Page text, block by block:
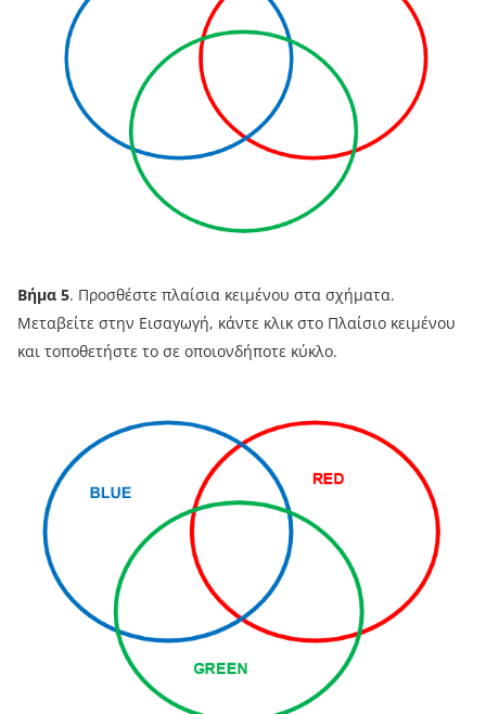
Βήμα 5. Προσθέστε πλαίσια κειμένου στα σχήματα.
Μεταβείτε στην Εισαγωγή, κάντε κλικ στο Πλαίσιο κειμένου
και τοποθετήστε το σε οποιονδήποτε κύκλο.